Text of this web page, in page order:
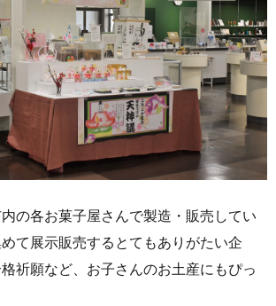
の各お菓子屋さんで製造・販売してい
て展示販売するとてもありがたい企
祈願など、お子さんのお土産にもぴっ